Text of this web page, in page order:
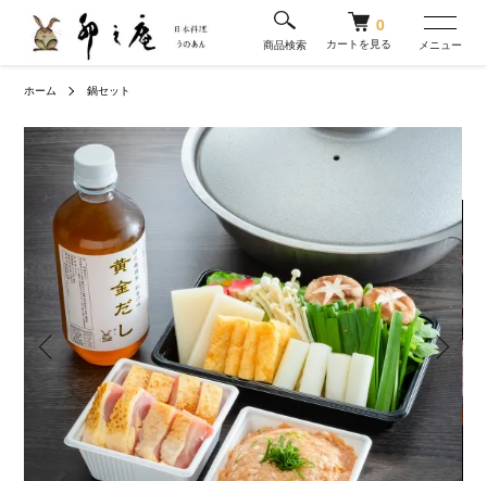
商品検索 カートを見る
0
メニュー
ホーム 鍋セット